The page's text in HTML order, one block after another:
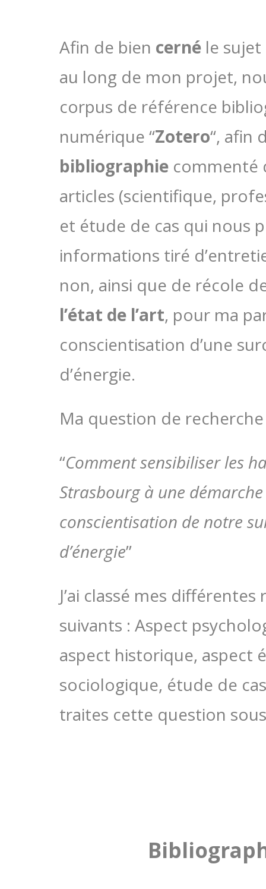
Afin de bien cerné le
au long de mon projet,
corpus de référence
numérique “Zotero“, afin
bibliographie commenté
articles (scientifique,
et étude de cas qui nous
informations tiré
non, ainsi que de récole
l’état de l’art, pour ma
conscientisation d’une
d’énergie.
Ma question de
“Comment sensibiliser les
Strasbourg à une
conscientisation de notre
d’énergie”
J’ai classé mes
suivants : Aspect
aspect historique, aspect
sociologique, étude de
traites cette question